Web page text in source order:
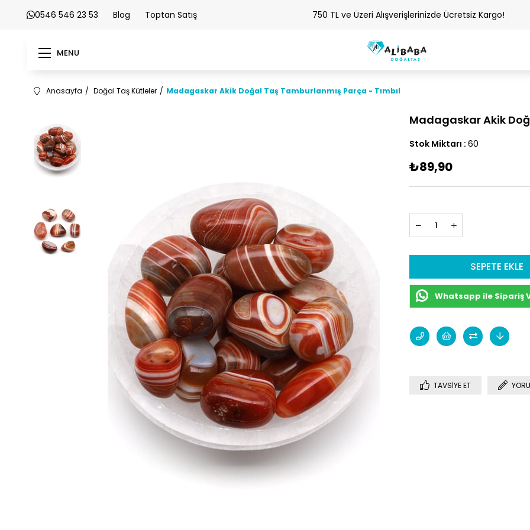
0546 546 23 53 Blog Toptan Satış 750 TL ve Üzeri Alışverişlerinizde Ücretsiz Kargo!
MENU
Anasayfa Doğal Taş Kütleler Madagaskar Akik Doğal Taş Tamburlanmış Parça - Tımbıl
Madagaskar Akik
Stok Miktarı : 60
₺89,90
Whatsapp ile Sipariş
TAVSIYE ET